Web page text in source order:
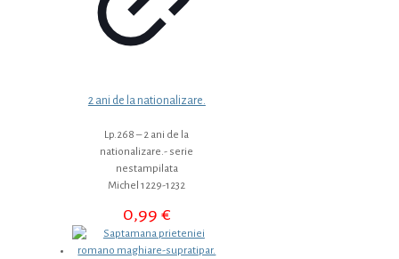
2 ani de la nationalizare.
Lp.268 – 2 ani de la
nationalizare.- serie
nestampilata
Michel 1229-1232
0,99 €